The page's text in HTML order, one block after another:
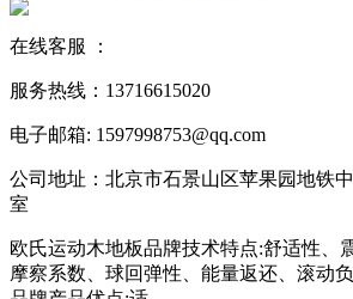
在线客服 ：
服务热线：13716615020
电子邮箱: 1597998753@qq.com
公司地址：北京市石景山区苹果园地铁
室
欧氏运动木地板品牌技术特点:舒适性、
摩察系数、球回弹性、能量返还、滚动